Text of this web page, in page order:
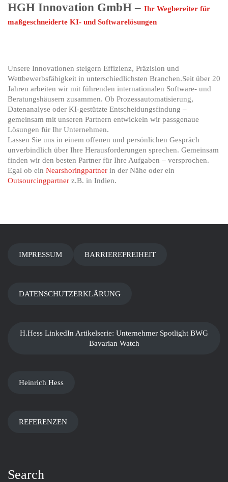
HGH Innovation GmbH – Ihr Wegbereiter für
maßgeschneiderte KI- und Softwarelösungen
Unsere Innovationen steigern Effizienz, Präzision und
Wettbewerbsfähigkeit in unterschiedlichsten Branchen.Seit über 20
Jahren arbeiten wir mit führenden internationalen Software- und
Beratungshäusern zusammen. Ob Prozessautomatisierung,
Datenanalyse oder KI-gestützte Entscheidungsfindung –
gemeinsam mit unseren Partnern entwickeln wir passgenaue
Lösungen für Ihr Unternehmen.
Lassen Sie uns in einem offenen und persönlichen Gespräch
unverbindlich über Ihre Herausforderungen sprechen. Gemeinsam
finden wir den besten Partner für Ihre Aufgaben – versprochen.
Egal ob ein Nearshoringpartner in der Nähe oder ein
Outsourcingpartner z.B. in Indien.
IMPRESSUM BARRIEREFREIHEIT
DATENSCHUTZERKLÄRUNG
H.Hess LinkedIn Artikelserie: Unternehmer Spotlight BWG
Bavarian Watch
Heinrich Hess
REFERENZEN
Search